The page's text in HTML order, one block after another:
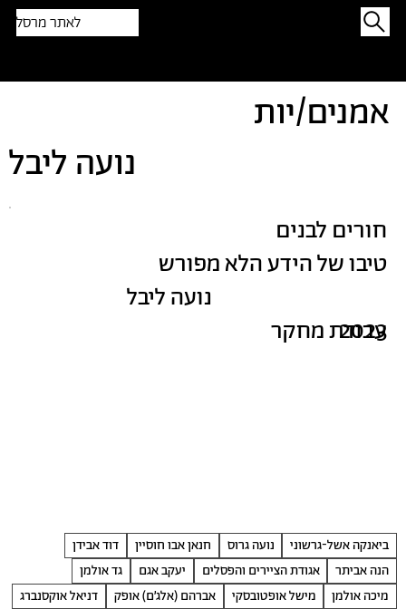
לאתר מרסל
עבודת מחקר
חורים לבנים
טיבו של הידע הלא מפורש
נועה ליבל
2023
ביאנקה אשל-גרשוני נועה גרוס חנאן אבו חוסיין
דוד אבידן
הנה אביתר
אגודת הציירים והפסלים יעקב אגם
גד אולמן
מיכה אולמן
מישל אופטובסקי אברהם (אלג׳ם) אופק
דניאל אוקסנברג
נועה ליבל
אמנים/יות